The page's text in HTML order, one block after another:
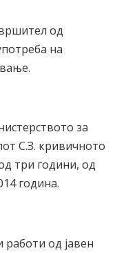
од
на
за
С.З. кривичното
три години, од
година.
од јавен